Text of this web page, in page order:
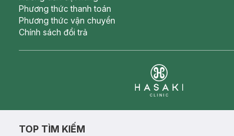
Phương thức thanh toán
Phương thức vận chuyển
Chính sách đổi trả
TOP TÌM KIẾM